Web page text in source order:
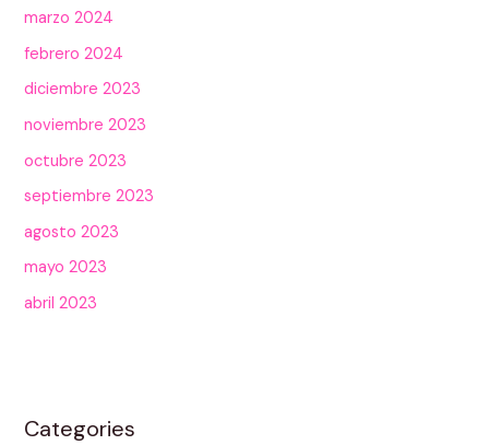
marzo 2024
febrero 2024
diciembre 2023
noviembre 2023
octubre 2023
septiembre 2023
agosto 2023
mayo 2023
abril 2023
Categories